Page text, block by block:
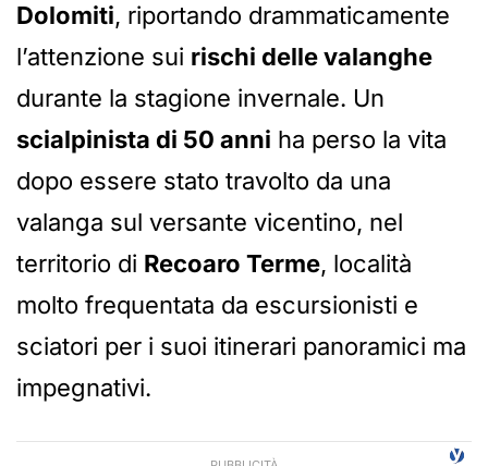
Dolomiti, riportando drammaticamente
l’attenzione sui rischi delle valanghe
durante la stagione invernale. Un
scialpinista di 50 anni ha perso la vita
dopo essere stato travolto da una
valanga sul versante vicentino, nel
territorio di Recoaro Terme, località
molto frequentata da escursionisti e
sciatori per i suoi itinerari panoramici ma
impegnativi.